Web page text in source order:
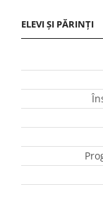
ELEVI ȘI PĂRINȚI